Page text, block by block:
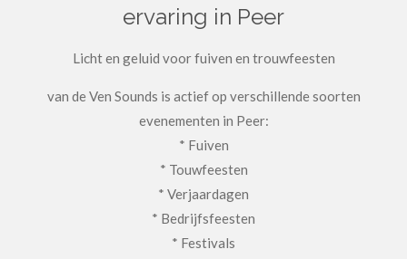
ervaring in Peer
Licht en geluid voor fuiven en trouwfeesten
van de Ven Sounds is actief op verschillende soorten
evenementen in Peer:
* Fuiven
* Touwfeesten
* Verjaardagen
* Bedrijfsfeesten
* Festivals